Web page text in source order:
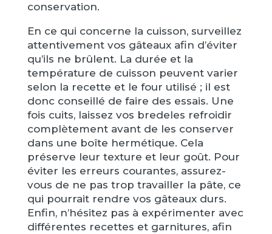
conservation.
En ce qui concerne la cuisson, surveillez
attentivement vos gâteaux afin d’éviter
qu’ils ne brûlent. La durée et la
température de cuisson peuvent varier
selon la recette et le four utilisé ; il est
donc conseillé de faire des essais. Une
fois cuits, laissez vos bredeles refroidir
complètement avant de les conserver
dans une boîte hermétique. Cela
préserve leur texture et leur goût. Pour
éviter les erreurs courantes, assurez-
vous de ne pas trop travailler la pâte, ce
qui pourrait rendre vos gâteaux durs.
Enfin, n’hésitez pas à expérimenter avec
différentes recettes et garnitures, afin